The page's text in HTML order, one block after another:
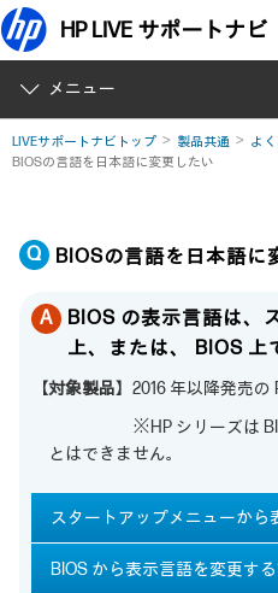
HP LIVE サポートナビ
メニュー
LIVEサポートナビトップ 製品共通
よ
BIOSの言語を日本語に変更したい
BIOSの言語を日本語に
BIOS の表示言語は、
上、または、 BIOS 上
【対象製品】 2016 年以降発売の
※HP シリーズは BIOS
とはできません。
スタートアップメニューから
BIOS から表示言語を変更す